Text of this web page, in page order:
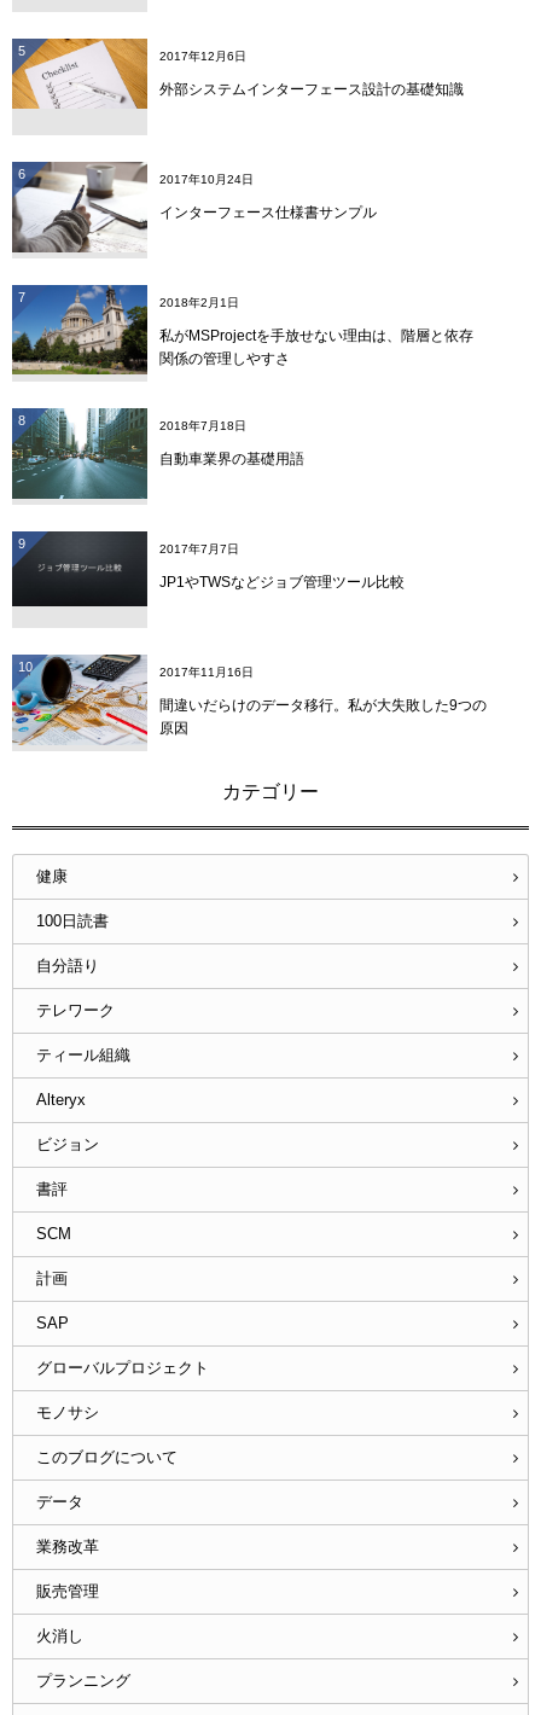
5 2017年12月6日
外部システムインターフェース設計の基礎知識
6 2017年10月24日
インターフェース仕様書サンプル
7 2018年2月1日
私がMSProjectを手放せない理由は、階層と依存
関係の管理しやすさ
8 2018年7月18日
自動車業界の基礎用語
9 2017年7月7日
JP1やTWSなどジョブ管理ツール比較
10 2017年11月16日
間違いだらけのデータ移行。私が大失敗した9つの
原因
カテゴリー
健康
100日読書
自分語り
テレワーク
ティール組織
Alteryx
ビジョン
書評
SCM
計画
SAP
グローバルプロジェクト
モノサシ
このブログについて
データ
業務改革
販売管理
火消し
プランニング